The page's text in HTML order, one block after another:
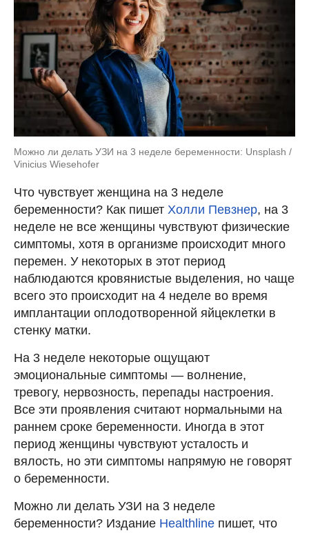
Можно ли делать УЗИ на 3 неделе беременности: Unsplash /
Vinicius Wiesehofer
Что чувствует женщина на 3 неделе
беременности? Как пишет Холли Певзнер, на 3
неделе не все женщины чувствуют физические
симптомы, хотя в организме происходит много
перемен. У некоторых в этот период
наблюдаются кровянистые выделения, но чаще
всего это происходит на 4 неделе во время
имплантации оплодотворенной яйцеклетки в
стенку матки.
На 3 неделе некоторые ощущают
эмоциональные симптомы — волнение,
тревогу, нервозность, перепады настроения.
Все эти проявления считают нормальными на
раннем сроке беременности. Иногда в этот
период женщины чувствуют усталость и
вялость, но эти симптомы напрямую не говорят
о беременности.
Можно ли делать УЗИ на 3 неделе
беременности? Издание Healthline пишет, что